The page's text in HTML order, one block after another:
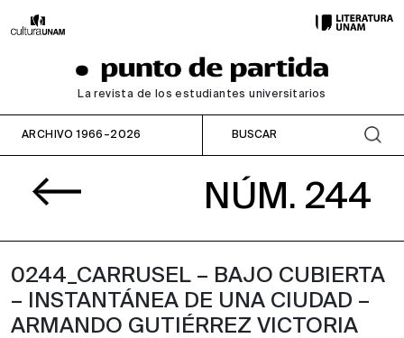
La revista de los estudiantes universitarios
ARCHIVO 1966–2026
NÚM. 244
0244_CARRUSEL – BAJO CUBIERTA
– INSTANTÁNEA DE UNA CIUDAD –
ARMANDO GUTIÉRREZ VICTORIA